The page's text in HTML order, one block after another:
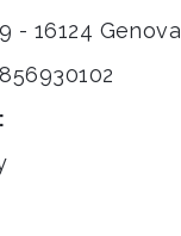
- 16124 Genova